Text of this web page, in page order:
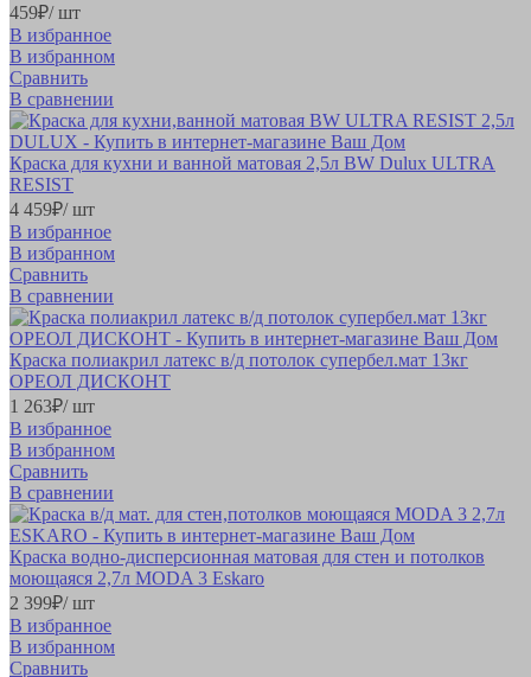
459₽/ шт
В избранное
В избранном
Сравнить
В сравнении
Краска для кухни и ванной матовая 2,5л BW Dulux ULTRA
RESIST
4 459₽/ шт
В избранное
В избранном
Сравнить
В сравнении
Краска полиакрил латекс в/д потолок супербел.мат 13кг
ОРЕОЛ ДИСКОНТ
1 263₽/ шт
В избранное
В избранном
Сравнить
В сравнении
Краска водно-дисперсионная матовая для стен и потолков
моющаяся 2,7л MODA 3 Eskaro
2 399₽/ шт
В избранное
В избранном
Сравнить